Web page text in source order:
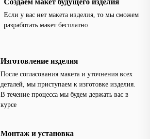
Создаем макет будущего изделия
Если у вас нет макета изделия, то мы сможем
разработать макет бесплатно
Изготовление изделия
После согласования макета и уточнения всех
деталей, мы приступаем к изготовке изделия.
В течение процесса мы будем держать вас в
курсе
Монтаж и установка